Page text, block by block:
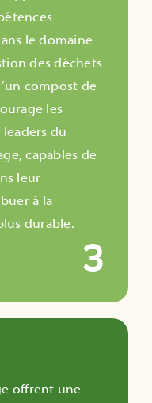
le domaine
des déchets
compost de
les
du
capables de
leur
à la
durable.
3
offrent une